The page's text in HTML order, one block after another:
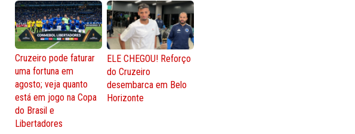
Cruzeiro pode faturar
uma fortuna em
agosto; veja quanto
está em jogo na Copa
do Brasil e
Libertadores
ELE CHEGOU! Reforço
do Cruzeiro
desembarca em Belo
Horizonte